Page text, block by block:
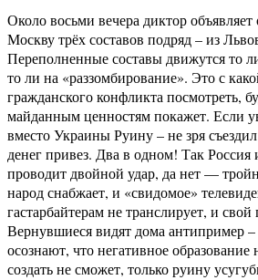
Около восьми вечера диктор
Москву трёх составов подряд – из
Переполненные составы движутся то
то ли на «раззомбирование». Это с
гражданского конфликта посмотреть,
майданным ценностям покажет. Если
вместо Украины Руину – не зря
денег привез. Два в одном! Так Россия
проводит двойной удар, да нет —
народ снабжает, и «свидомое»
гастарбайтерам не транслирует, и
Вернувшиеся видят дома антипример
осознают, что негативное образование
создать не сможет, только руину